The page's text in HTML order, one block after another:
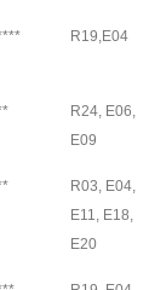
R19,E04
R24, E06,
E09
R03, E04,
E11, E18,
E20